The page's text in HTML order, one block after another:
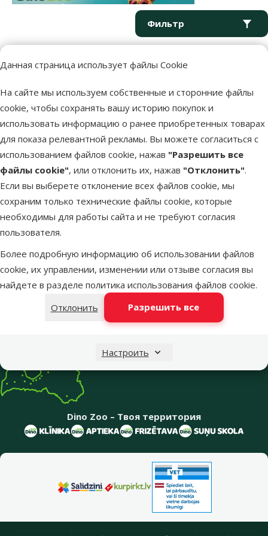
Данная страница использует файлы Cookie
На сайте мы используем собственные и сторонние файлы
cookie, чтобы сохранять вашу историю покупок и
использовать информацию о ранее приобретенных товарах
для показа релевантной рекламы. Вы можете согласиться с
использованием файлов cookie, нажав "Разрешить все
файлы cookie", или отклонить их, нажав "Отклонить".
Если вы выберете отклонение всех файлов cookie, мы
сохраним только технические файлы cookie, которые
необходимы для работы сайта и не требуют согласия
пользователя.
Более подробную информацию об использовании файлов
cookie, их управлении, изменении или отзыве согласия вы
найдете в разделе политика использования файлов cookie.
Отклонить
Разрешить все
Настроить
Фильтр
Сортировать
Продукты в категории Фармацевтические препараты
Продукция не найдена
Напиши нам
eveikals@dinozoo.lv
Звони – 26 100 502
Свяжись с нами
Меню в футере
Интернет-магазин
Информация о компании
Dino Zoo – Твоя территория